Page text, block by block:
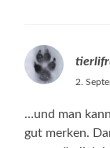
2.
…und man
gut merken.